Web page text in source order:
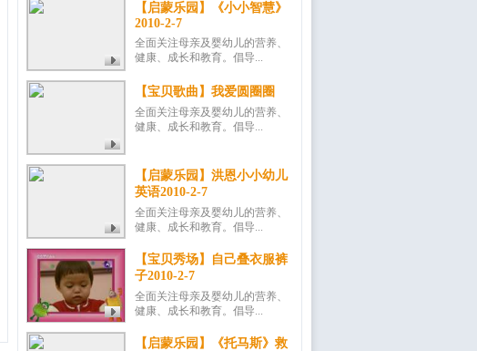
【启蒙乐园】《小小智慧》
2010-2-7
全面关注母亲及婴幼儿的营养、
健康、成长和教育。倡导...
【宝贝歌曲】我爱圆圈圈
全面关注母亲及婴幼儿的营养、
健康、成长和教育。倡导...
【启蒙乐园】洪恩小小幼儿
英语2010-2-7
全面关注母亲及婴幼儿的营养、
健康、成长和教育。倡导...
【宝贝秀场】自己叠衣服裤
子2010-2-7
全面关注母亲及婴幼儿的营养、
健康、成长和教育。倡导...
【启蒙乐园】《托马斯》救